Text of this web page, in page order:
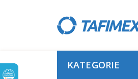
KATEGORIE